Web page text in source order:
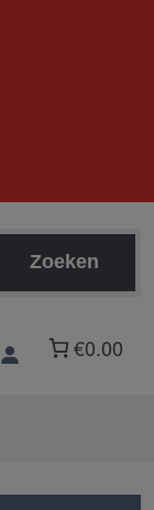
Zoeken
€0.00